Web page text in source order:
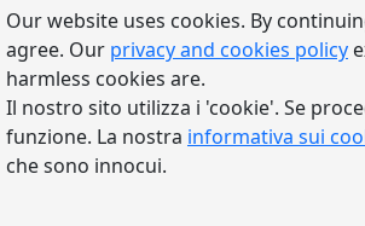
Our website uses cookies. By
agree. Our privacy and cookies policy
harmless cookies are.
Il nostro sito utilizza i 'cookie'. Se
funzione. La nostra informativa sui
che sono innocui.